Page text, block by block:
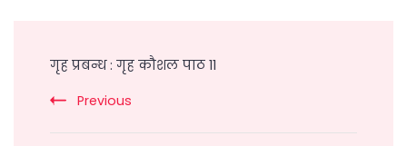
Navigation
गृह प्रबन्ध : गृह कौशल पाठ 11
Previous